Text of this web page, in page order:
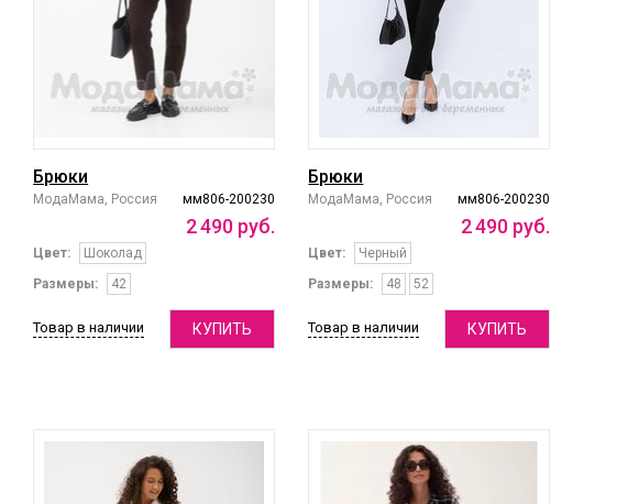
Брюки
мм806-200230
МодаМама, Россия
2490 руб.
Цвет:
Шоколад
Размеры:
42
Товар в наличии КУПИТЬ
Брюки
мм806-200230
МодаМама, Россия
2490 руб.
Цвет:
Черный
Размеры:
48 52
Товар в наличии КУПИТЬ